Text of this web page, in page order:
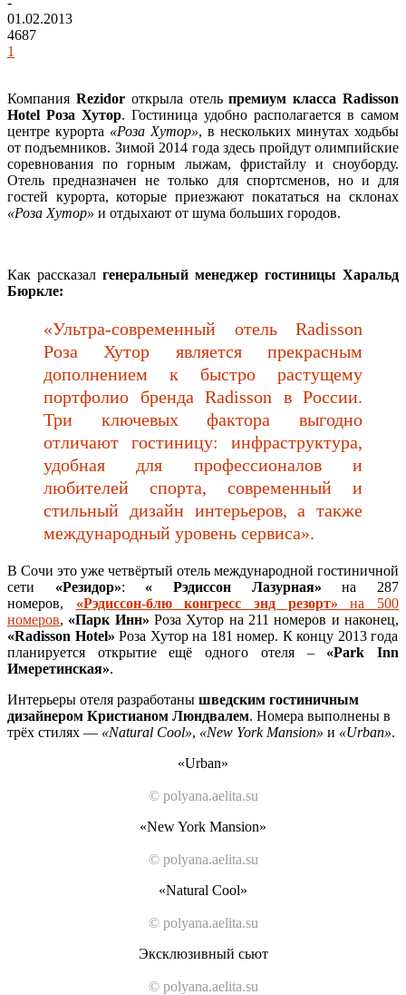
01.02.2013
4687
1
Компания Rezidorоткрыла отельпремиум класса Radisson
Hotel Роза Хутор. Гостиница удобно располагается в самом
центре курорта «Роза Хутор», в нескольких минутах ходьбы
от подъемников. Зимой 2014 года здесь пройдут олимпийские
соревнования по горным лыжам, фристайлу и сноуборду.
Отель предназначен не только для спортсменов, но и для
гостей курорта, которые приезжают покататься на склонах
«Роза Хутор» и отдыхают от шума больших городов.
Как рассказал генеральный менеджер гостиницы Харальд
Бюркле:
«Ультра-современный отель Radisson
Роза Хутор является прекрасным
дополнением к быстро растущему
портфолио бренда Radisson в России.
Три ключевых фактора выгодно
отличают гостиницу: инфраструктура,
удобная для профессионалов и
любителей спорта, современный и
стильный дизайн интерьеров, а также
международный уровень сервиса».
В Сочи это уже четвёртый отель международной гостиничной
сети «Резидор»: « Рэдиссон Лазурная» на 287
номеров, «Рэдиссон-блю конгресс энд резорт» на 500
номеров, «Парк Инн» Роза Хутор на 211 номеров и наконец,
«Radisson Hotel» Роза Хутор на 181 номер. К концу 2013 года
планируется открытие ещё одного отеля – «Park Inn
Имеретинская».
Интерьеры отеля разработаны шведским гостиничным
дизайнером Кристианом Люндвалем. Номера выполнены в
трёх стилях — «Natural Cool», «New York Mansion» и «Urban».
«Urban»
© polyana.aelita.su
«New York Mansion»
© polyana.aelita.su
«Natural Cool»
© polyana.aelita.su
Эксклюзивный сьют
© polyana.aelita.su